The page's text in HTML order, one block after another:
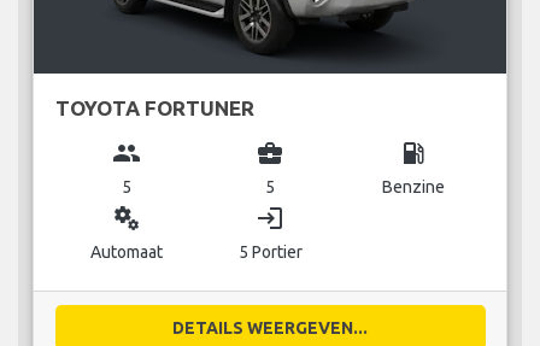
TOYOTA FORTUNER
group
5
business_center
5
local_gas_station
Benzine
miscellaneous_services
Automaat
login
5 Portier
DETAILS WEERGEVEN...